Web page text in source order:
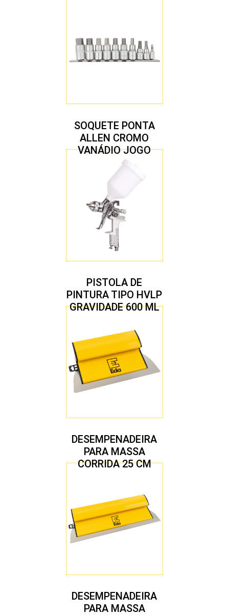
SOQUETE PONTA
ALLEN CROMO
VANÁDIO JOGO
COM 10 PEÇAS
PISTOLA DE
PINTURA TIPO HVLP
GRAVIDADE 600 ML
1,7 MM
DESEMPENADEIRA
PARA MASSA
CORRIDA 25 CM
DESEMPENADEIRA
PARA MASSA